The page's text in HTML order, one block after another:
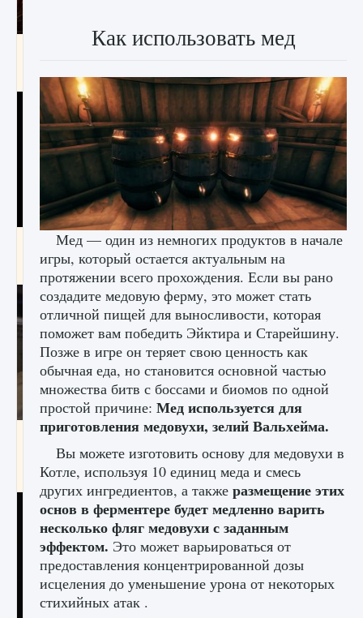
Как найти Гробницу Изгоев в Diablo 4
9 августа 2024 1 337 0 0
Как получить Thunder Egg в Stardew Valley
9 августа 2024 1 244 0 0
Как исправить неработающие награды For
Honor
9 августа 2024 1 205 0 0
Как использовать мед
Мед — один из немногих продуктов в начале
игры, который остается актуальным на
протяжении всего прохождения. Если вы рано
создадите медовую ферму, это может стать
отличной пищей для выносливости, которая
поможет вам победить Эйктира и Старейшину.
Позже в игре он теряет свою ценность как
обычная еда, но становится основной частью
множества битв с боссами и биомов по одной
простой причине: Мед используется для
приготовления медовухи, зелий Вальхейма.
Вы можете изготовить основу для медовухи в
Котле, используя 10 единиц меда и смесь
других ингредиентов, а также размещение этих
основ в ферментере будет медленно варить
несколько фляг медовухи с заданным
эффектом. Это может варьироваться от
предоставления концентрированной дозы
исцеления до уменьшение урона от некоторых
стихийных атак .